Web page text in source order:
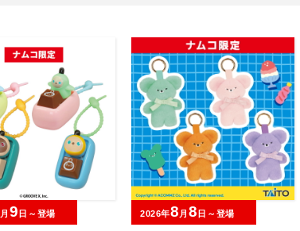
月 9 日～登場 2026年8 月 8 日～登場